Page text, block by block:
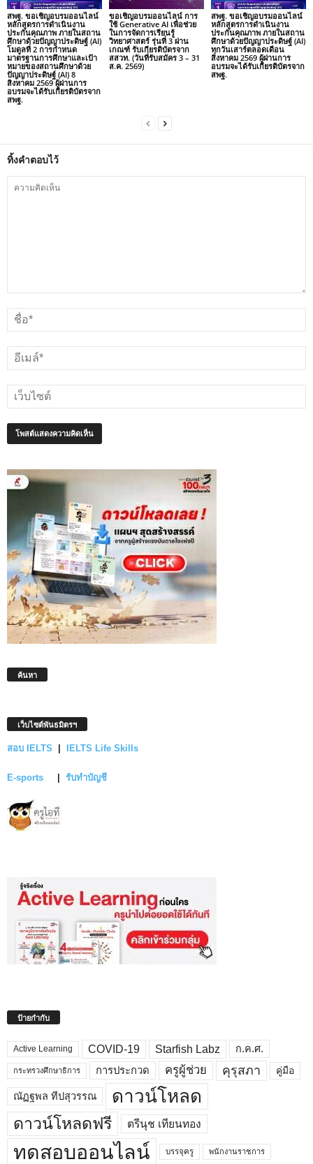
สพฐ. ขอเชิญอบรมออนไลน์
หลักสูตรการดำเนินงาน
ประกันคุณภาพ ภายในสถาน
ศึกษาด้วยปัญญาประดิษฐ์ (AI)
โมดูลที่ 2 การกำหนด
มาตรฐานการศึกษาและเป้า
หมายของสถานศึกษาด้วย
ปัญญาประดิษฐ์ (AI) 8
สิงหาคม 2569 ผู้ผ่านการ
อบรมจะได้รับเกียรติบัตรจาก
สพฐ.
ขอเชิญอบรมออนไลน์ การ
ใช้ Generative AI เพื่อช่วย
ในการจัดการเรียนรู้
วิทยาศาสตร์ รุ่นที่ 3 ผ่าน
เกณฑ์ รับเกียรติบัตรจาก
สสวท. (วันที่รับสมัคร 3 – 31
ส.ค. 2569)
สพฐ. ขอเชิญอบรมออนไลน์
หลักสูตรการดำเนินงาน
ประกันคุณภาพ ภายในสถาน
ศึกษาด้วยปัญญาประดิษฐ์ (AI)
ทุกวันเสาร์ตลอดเดือน
สิงหาคม 2569 ผู้ผ่านการ
อบรมจะได้รับเกียรติบัตรจาก
สพฐ.
ทิ้งคำตอบไว้
ค้นหา
เว็บไซต์พันธมิตรฯ
สอบ IELTS IELTS Life Skills
E-sports รับทำบัญชี
ป้ายกำกับ
Active Learning COVID-19 Starfish Labz ก.ค.ศ.
กระทรวงศึกษาธิการ การประกวด ครูผู้ช่วย คุรุสภา คู่มือ
ณัฏฐพล ทีปสุวรรณ ดาวน์โหลด
ดาวน์โหลดฟรี ตรีนุช เทียนทอง
ทดสอบออนไลน์ บรรจุครู พนักงานราชการ